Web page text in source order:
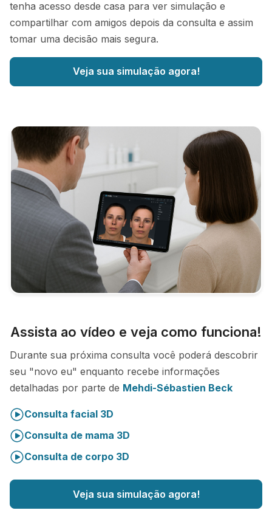
tenha acesso desde casa para ver simulação e
compartilhar com amigos depois da consulta e assim
tomar uma decisão mais segura.
Veja sua simulação agora!
Assista ao vídeo e veja como funciona!
Durante sua próxima consulta você poderá descobrir
seu "novo eu" enquanto recebe informações
detalhadas por parte de Mehdi-Sébastien Beck
Consulta facial 3D
Consulta de mama 3D
Consulta de corpo 3D
Veja sua simulação agora!